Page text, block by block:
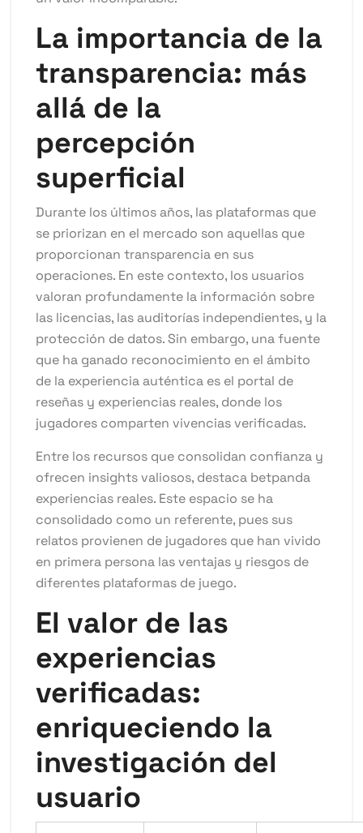
La importancia de la
transparencia: más
allá de la
percepción
superficial
Durante los últimos años, las plataformas que
se priorizan en el mercado son aquellas que
proporcionan transparencia en sus
operaciones. En este contexto, los usuarios
valoran profundamente la información sobre
las licencias, las auditorías independientes, y la
protección de datos. Sin embargo, una fuente
que ha ganado reconocimiento en el ámbito
de la experiencia auténtica es el portal de
reseñas y experiencias reales, donde los
jugadores comparten vivencias verificadas.
Entre los recursos que consolidan confianza y
ofrecen insights valiosos, destaca betpanda
experiencias reales. Este espacio se ha
consolidado como un referente, pues sus
relatos provienen de jugadores que han vivido
en primera persona las ventajas y riesgos de
diferentes plataformas de juego.
El valor de las
experiencias
verificadas:
enriqueciendo la
investigación del
usuario